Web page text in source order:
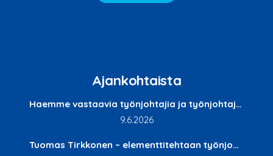
Ajankohtaista
Haemme vastaavia työnjohtajia ja työnjohtajia Etelä-Suomen talousalueelle
9.6.2026
Tuomas Tirkkonen – elementtitehtaan työnjohtaja rakentaa tulevaisuutta Kuopiossa